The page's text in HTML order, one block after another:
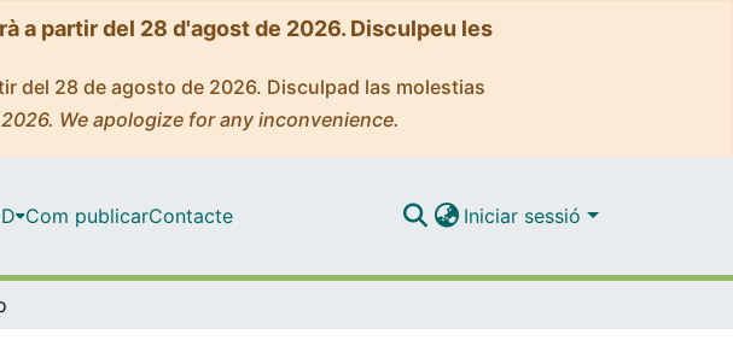
a partir del 28 d'agost de 2026. Disculpeu les
del 28 de agosto de 2026. Disculpad las molestias
We apologize for any inconvenience.
Com publicarContacte Iniciar sessió